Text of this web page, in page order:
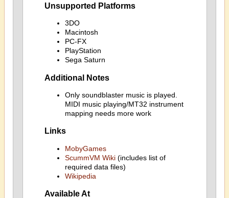
Unsupported Platforms
3DO
Macintosh
PC-FX
PlayStation
Sega Saturn
Additional Notes
Only soundblaster music is played.
MIDI music playing/MT32 instrument
mapping needs more work
Links
MobyGames
ScummVM Wiki(includes list of
required data files)
Wikipedia
Available At